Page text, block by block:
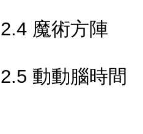
2.4 魔術方陣
2.5 動動腦時間